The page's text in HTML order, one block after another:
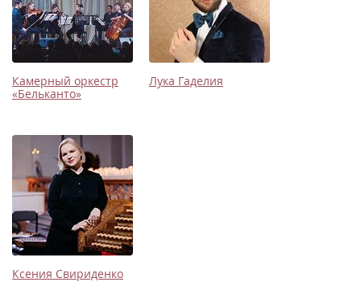
Камерный оркестр
«Бельканто»
Лука Гаделия
Ксения Свириденко